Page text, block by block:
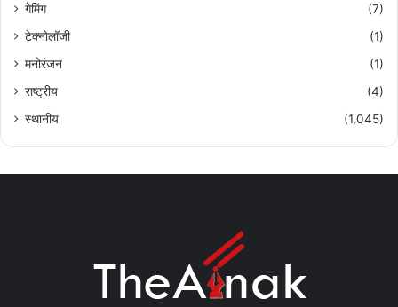
गेमिंग
(7)
टेक्नोलॉजी
(1)
मनोरंजन
(1)
राष्ट्रीय
(4)
स्थानीय
(1,045)